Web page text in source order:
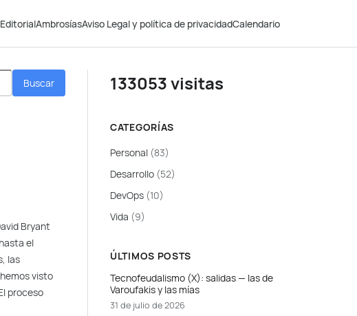
EditorialAmbrosíasAviso Legal y política de privacidadCalendario
Buscar
Bryant
el
las
visto
proceso
133053 visitas
CATEGORÍAS
Personal (83)
Desarrollo (52)
DevOps (10)
Vida (9)
ÚLTIMOS POSTS
Tecnofeudalismo (X): salidas — las de
Varoufakis y las mías
31 de julio de 2026